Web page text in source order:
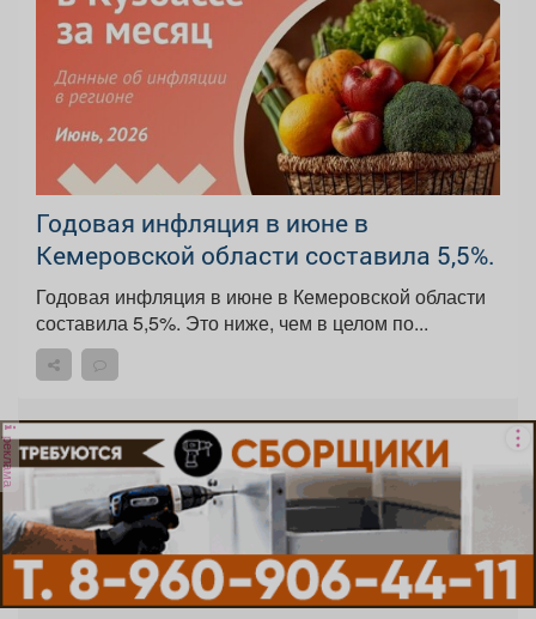
Годовая инфляция в июне в
Кемеровской области составила 5,5%.
Годовая инфляция в июне в Кемеровской области
составила 5,5%. Это ниже, чем в целом по...
реклама